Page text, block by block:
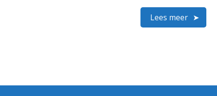
Lees meer